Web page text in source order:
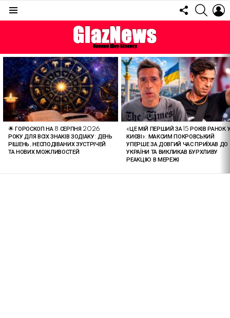
FOLLOW
US
ОСТАННІ
СТАТТІ
🌟 ГОРОСКОП НА 8 СЕРПНЯ 2026
РОКУ ДЛЯ ВСІХ ЗНАКІВ ЗОДІАКУ: ДЕНЬ
РІШЕНЬ, НЕСПОДІВАНИХ ЗУСТРІЧЕЙ
ТА НОВИХ МОЖЛИВОСТЕЙ
«ЦЕ МІЙ ПЕРШИЙ ЗА 15 РОКІВ РАНОК
КИЄВІ»: МАКСИМ ПОКРОВСЬКИЙ
УПЕРШЕ ЗА ДОВГИЙ ЧАС ПРИЇХАВ ДО
УКРАЇНИ ТА ВИКЛИКАВ БУРХЛИВУ
РЕАКЦІЮ В МЕРЕЖІ